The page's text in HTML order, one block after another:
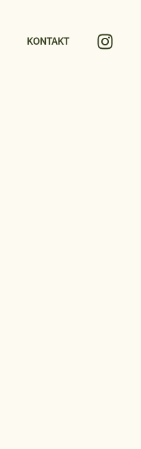
KONTAKT